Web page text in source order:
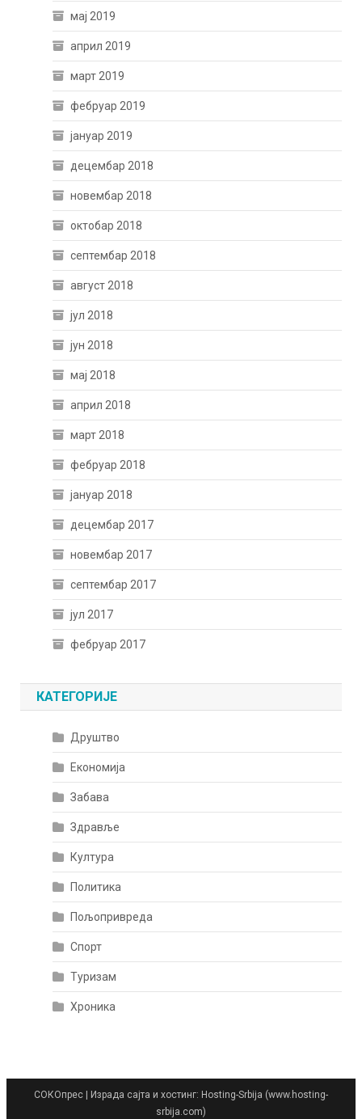
мај 2019
април 2019
март 2019
фебруар 2019
јануар 2019
децембар 2018
новембар 2018
октобар 2018
септембар 2018
август 2018
јул 2018
јун 2018
мај 2018
април 2018
март 2018
фебруар 2018
јануар 2018
децембар 2017
новембар 2017
септембар 2017
јул 2017
фебруар 2017
КАТЕГОРИЈЕ
Друштво
Економија
Забава
Здравље
Култура
Политика
Пољопривреда
Спорт
Туризам
Хроника
СОКОпрес
Израда сајта и хостинг: Hosting-Srbija (www.hosting-
srbija.com)